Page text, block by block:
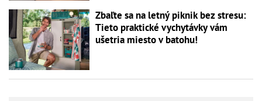
Zbaľte sa na letný piknik bez stresu:
Tieto praktické vychytávky vám
ušetria miesto v batohu!